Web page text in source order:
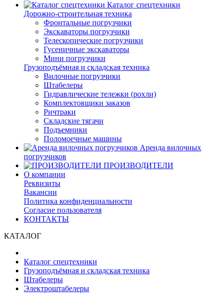
Каталог спецтехники
Дорожно-строительная техника
Фронтальные погрузчики
Экскаваторы погрузчики
Телескопические погрузчики
Гусеничные экскаваторы
Мини погрузчики
Грузоподъёмная и складская техника
Вилочные погрузчики
Штабелеры
Гидравлические тележки (рохли)
Комплектовщики заказов
Ричтраки
Складские тягачи
Подъемники
Поломоечные машины
Аренда вилочных
погрузчиков
ПРОИЗВОДИТЕЛИ
О компании
Реквизиты
Вакансии
Политика конфиденциальности
Согласие пользователя
КОНТАКТЫ
КАТАЛОГ
Каталог спецтехники
Грузоподъёмная и складская техника
Штабелеры
Электроштабелеры